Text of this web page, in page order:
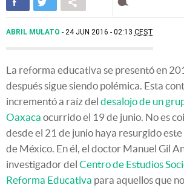
ABRIL MULATO 24 JUN 2016 - 02:13 CEST
La reforma educativa se presentó en
después sigue siendo polémica. Esta
incrementó a raíz del desalojo de un
Oaxaca ocurrido el 19 de junio. No es
desde el 21 de junio haya resurgido
de México. En él, el doctor Manuel Gil
investigador del Centro de Estudios
Reforma Educativa para aquellos que